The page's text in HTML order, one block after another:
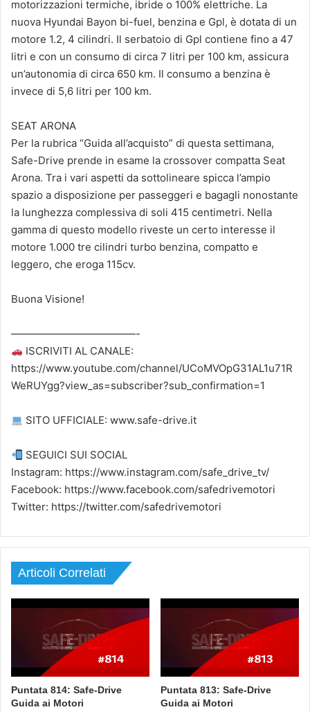
motorizzazioni termiche, ibride o 100% elettriche. La
nuova Hyundai Bayon bi-fuel, benzina e Gpl, è dotata di un
motore 1.2, 4 cilindri. Il serbatoio di Gpl contiene fino a 47
litri e con un consumo di circa 7 litri per 100 km, assicura
un’autonomia di circa 650 km. Il consumo a benzina è
invece di 5,6 litri per 100 km.
SEAT ARONA
Per la rubrica “Guida all’acquisto” di questa settimana,
Safe-Drive prende in esame la crossover compatta Seat
Arona. Tra i vari aspetti da sottolineare spicca l’ampio
spazio a disposizione per passeggeri e bagagli nonostante
la lunghezza complessiva di soli 415 centimetri. Nella
gamma di questo modello riveste un certo interesse il
motore 1.000 tre cilindri turbo benzina, compatto e
leggero, che eroga 115cv.
Buona Visione!
————————————-
ISCRIVITI AL CANALE:
https://www.youtube.com/channel/UCoMVOpG31AL1u71R
WeRUYgg?view_as=subscriber?sub_confirmation=1
SITO UFFICIALE: www.safe-drive.it
SEGUICI SUI SOCIAL
Instagram: https://www.instagram.com/safe_drive_tv/
Facebook: https://www.facebook.com/safedrivemotori
Twitter: https://twitter.com/safedrivemotori
Articoli Correlati
Puntata 814: Safe-Drive
Guida ai Motori
Puntata 813: Safe-Drive
Guida ai Motori